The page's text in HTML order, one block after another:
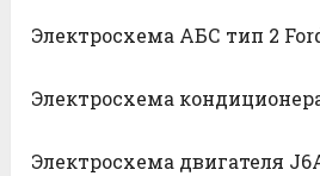
Электросхема АБС тип 2
Электросхема
Электросхема двигателя